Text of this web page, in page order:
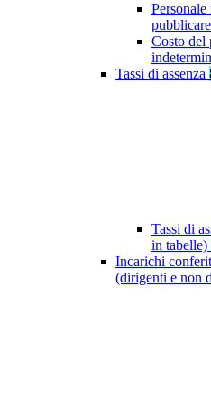
Costo del
Tassi di assenza
Tassi di
in tabelle)
Incarichi
(dirigenti e non